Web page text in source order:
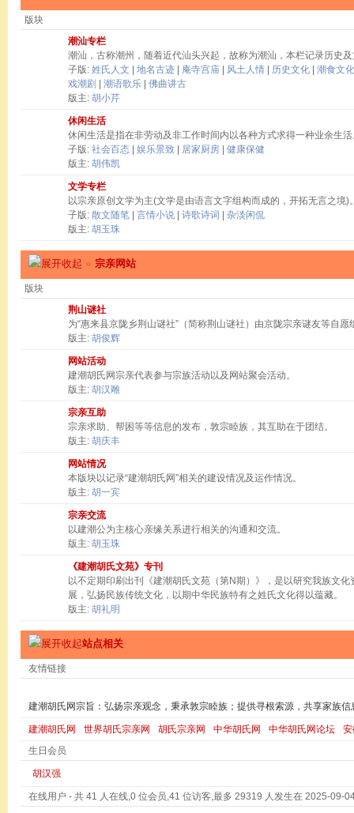
版块
潮汕专栏
潮汕，古称潮州，随着近代汕头兴起，故称为潮汕，本栏记录历史
子版: 姓氏人文 地名古迹 庵寺宫庙 风土人情 历史文化
潮食文化
戏潮剧
潮语歌乐
佛曲讲古
版主: 胡小芹
休闲生活
休闲生活是指在非劳动及非工作时间内以各种方式求得一种业余生
子版: 社会百态 娱乐景致 居家厨房
健康保健
版主: 胡伟凯
文学专栏
以宗亲原创文学为主(文学是由语言文字组构而成的，开拓无言之境)
子版: 散文随笔 言情小说 诗歌诗词
杂淡闲侃
版主: 胡玉珠
» 宗亲网站
版块
荆山谜社
为“惠来县京陇乡荆山谜社”（简称荆山谜社）由京陇宗亲谜友等自
版主: 胡俊辉
网站活动
建潮胡氏网宗亲代表参与宗族活动以及网站聚会活动。
版主: 胡汉雕
宗亲互助
宗亲求助、帮困等等信息的发布，敦宗睦族，其互助在于团结。
版主: 胡庆丰
网站情况
本版块以记录“建潮胡氏网”相关的建设情况及运作情况。
版主: 胡一宾
宗亲交流
以建潮公为主核心亲缘关系进行相关的沟通和交流。
版主: 胡玉珠
《建潮胡氏文苑》专刊
以不定期印刷出刊《建潮胡氏文苑（第N期）》，是以研究我族文
展，弘扬民族传统文化，以期中华民族特有之姓氏文化得以蕴藏。
版主: 胡礼明
站点相关
友情链接
建潮胡氏网宗旨：弘扬宗亲观念，秉承敦宗睦族；提供寻根索源，共享家族信
建潮胡氏网 世界胡氏宗亲网 胡氏宗亲网 中华胡氏网 中华胡氏网论坛
生日会员
胡汉强
在线用户 - 共 41 人在线,0 位会员,41 位访客,最多 29319 人发生在 2025-09-